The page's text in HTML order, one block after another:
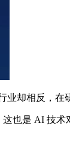
相反，在
是 AI 技术